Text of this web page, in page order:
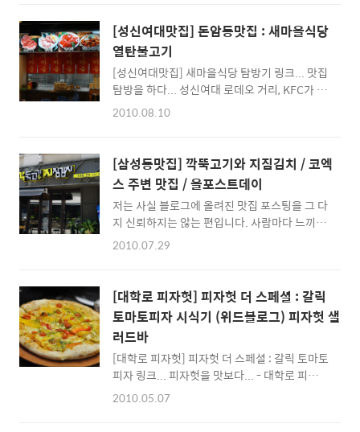
문한 메뉴는 행복모둠입니다. 1인분에 31000
원이니... ㅜㅠ 3인분을 시켜서 10만원돈이 넘
네요... ㅜㅠ;;..
이 칼국수로 유명한 '명동교자'라고 설명을 해
주시더군요 ^^ 나중에 한번 가볼까 라고 생각했
었는데... 그 이후로도 명동에 가게될때면 사람
들이 너무 많아서 한번도 가볼 기회가 없습니다.
성격상 사람들이 많이 몰리는 맛집을 싫어해
서... 주말에 가면 정말 고생할 것 같아 어제 시
많이 몰리는 곳에 있어야 하나 봅니다.) - 4호선
명동역, 7번 또는 8번출구에서 내려가면서 찾으
시..
[성신여대맛집] 돈암동맛집 : 새마을식당
열탄불고기
[성신여대맛집] 새마을식당 탐방기 링크... 맛집
탐방을 하다... 성신여대 로데오 거리, KFC가 보
이는 골목에 위치한 새마을식당에 다녀왔습니
분이라면 꼭 한번 드셔볼만한 메뉴인 것 같습니
다. ^^; (성신여대 1번출구 로데오 패션거리를
걷다가 KFC가 보이는 골목 맞은편에 있습니다.
^^) 성신여대는... 한번도 가본적이 없는것 같네
요 ^^; 친구는 몇명 있었는데... 이곳에 도착하면
항상 작은 명동이라는 생각이 들 정도로 상점들
^^; '로데오거리'라는 명칭이 궁금해서 검색을
해보니, 미국 LA에 있는 '로데오 드..
2010.08.10
[삼성동맛집] 깍뚝고기와 지짐김치 / 코엑
스 주변 맛집 / 올포스트데이
저는 사실 블로그에 올려진 맛집 포스팅을 그 다
지 신뢰하지는 않는 편입니다. 사람마다 느끼는
맛이 다르고, 블로그에 올려진 맛집 포스팅 자료
있는 곳을 드물수 밖에 없으니까요 ^^ (가는 곳
마다 맛집일 수는 없잖아요^^) 그런데 이번에
찾아가 잔뜩 먹고 오게된 '깍둑고기와 지짐김
치'라는 곳은 새로운 메뉴를 개발한 곳이기도 하
도, 별미라고 느낄정도로 정말 맛있게 먹고 온
곳이라 꼭 한번쯤 추천해드리고 싶어서 '맛
집'이라는 제목을 붙이기에 합당하고 생각했습
니다. ^^; 언젠가 다시 한번 지인과 찾아가 먹고
2010.07.29
[대학로 피자헛] 피자헛 더 스페셜 : 갈릭
토마토피자 시식기 (위드블로그) 피자헛 샐
러드바
[대학로 피자헛] 피자헛 더 스페셜 : 갈릭 토마토
피자 링크... 피자헛을 맛보다... - 대학로 피자
헛, 혜화역 1번 출구에서 앞으로 조금 걸어가면
2010.05.07